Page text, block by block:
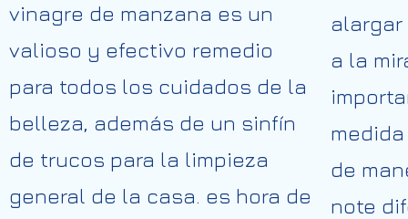
vinagre de manzana es un
valioso y efectivo remedio
para todos los cuidados de la
belleza, además de un sinfín
de trucos para la limpieza
general de la casa. es hora de
a la
de
note